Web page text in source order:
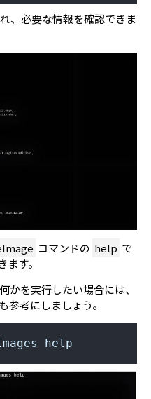
、必要な情報を確認できま
コマンドの help で
す。
かを実行したい場合には、
参考にしましょう。
help